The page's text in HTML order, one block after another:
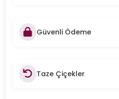
Güvenli Ödeme
Taze Çiçekler